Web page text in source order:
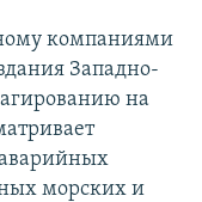
компаниями
Западно-
на
морских и